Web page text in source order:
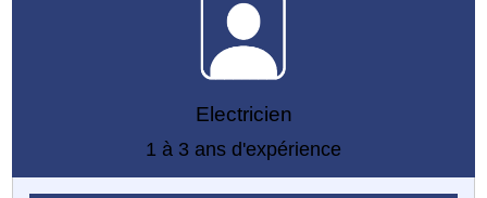
Electricien
1 à 3 ans d'expérience